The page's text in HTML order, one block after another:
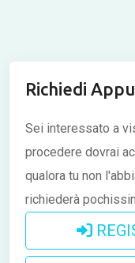
Richiedi
Sei interessato a
procedere dovrai
qualora tu non
richiederà